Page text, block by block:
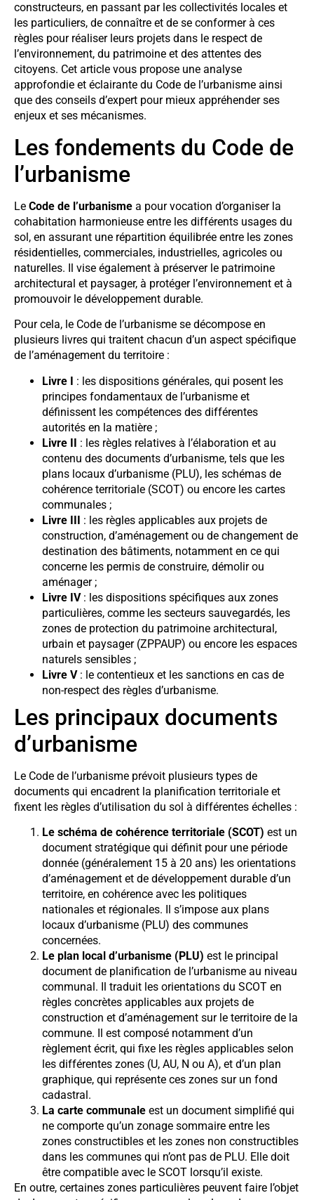
constructeurs, en passant par les collectivités locales et
les particuliers, de connaître et de se conformer à ces
règles pour réaliser leurs projets dans le respect de
l’environnement, du patrimoine et des attentes des
citoyens. Cet article vous propose une analyse
approfondie et éclairante du Code de l’urbanisme ainsi
que des conseils d’expert pour mieux appréhender ses
enjeux et ses mécanismes.
Les fondements du Code de
l’urbanisme
Le Code de l’urbanisme a pour vocation d’organiser la
cohabitation harmonieuse entre les différents usages du
sol, en assurant une répartition équilibrée entre les zones
résidentielles, commerciales, industrielles, agricoles ou
naturelles. Il vise également à préserver le patrimoine
architectural et paysager, à protéger l’environnement et à
promouvoir le développement durable.
Pour cela, le Code de l’urbanisme se décompose en
plusieurs livres qui traitent chacun d’un aspect spécifique
de l’aménagement du territoire :
Livre I : les dispositions générales, qui posent les
principes fondamentaux de l’urbanisme et
définissent les compétences des différentes
autorités en la matière ;
Livre II : les règles relatives à l’élaboration et au
contenu des documents d’urbanisme, tels que les
plans locaux d’urbanisme (PLU), les schémas de
cohérence territoriale (SCOT) ou encore les cartes
communales ;
Livre III : les règles applicables aux projets de
construction, d’aménagement ou de changement de
destination des bâtiments, notamment en ce qui
concerne les permis de construire, démolir ou
aménager ;
Livre IV: les dispositions spécifiques aux zones
particulières, comme les secteurs sauvegardés, les
zones de protection du patrimoine architectural,
urbain et paysager (ZPPAUP) ou encore les espaces
naturels sensibles ;
Livre V: le contentieux et les sanctions en cas de
non-respect des règles d’urbanisme.
Les principaux documents
d’urbanisme
Le Code de l’urbanisme prévoit plusieurs types de
documents qui encadrent la planification territoriale et
fixent les règles d’utilisation du sol à différentes échelles :
Le schéma de cohérence territoriale (SCOT) est un
document stratégique qui définit pour une période
donnée (généralement 15 à 20 ans) les orientations
d’aménagement et de développement durable d’un
territoire, en cohérence avec les politiques
nationales et régionales. Il s’impose aux plans
locaux d’urbanisme (PLU) des communes
concernées.
Le plan local d’urbanisme (PLU) est le principal
document de planification de l’urbanisme au niveau
communal. Il traduit les orientations du SCOT en
règles concrètes applicables aux projets de
construction et d’aménagement sur le territoire de la
commune. Il est composé notamment d’un
règlement écrit, qui fixe les règles applicables selon
les différentes zones (U, AU, N ou A), et d’un plan
graphique, qui représente ces zones sur un fond
cadastral.
La carte communale est un document simplifié qui
ne comporte qu’un zonage sommaire entre les
zones constructibles et les zones non constructibles
dans les communes qui n’ont pas de PLU. Elle doit
être compatible avec le SCOT lorsqu’il existe.
En outre, certaines zones particulières peuvent faire l’objet